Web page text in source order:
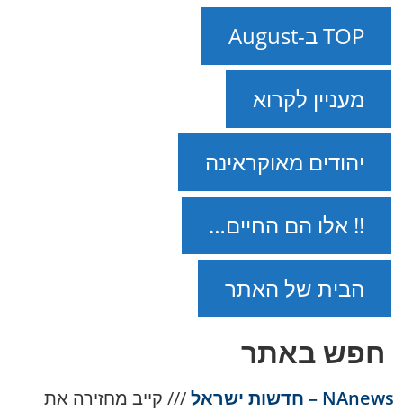
TOP ב-August
מעניין לקרוא
יהודים מאוקראינה
!! אלו הם החיים…
הבית של האתר
חפש באתר
NAnews – חדשות ישראל /// קייב מחזירה את